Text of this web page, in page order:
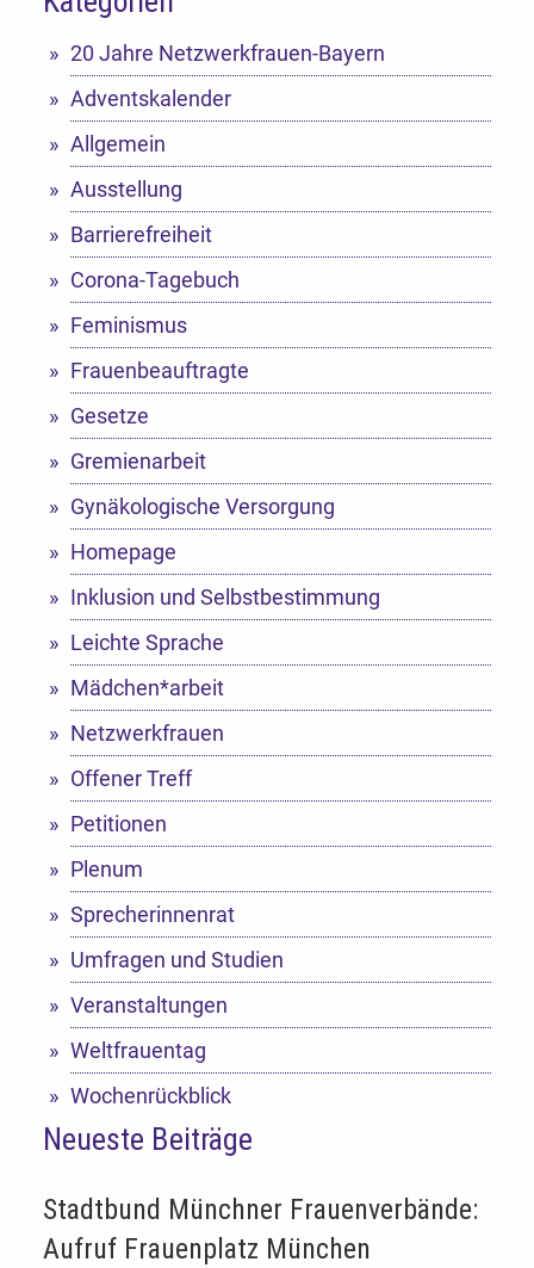
20 Jahre Netzwerkfrauen-Bayern
Adventskalender
Allgemein
Ausstellung
Barrierefreiheit
Corona-Tagebuch
Feminismus
Frauenbeauftragte
Gesetze
Gremienarbeit
Gynäkologische Versorgung
Homepage
Inklusion und Selbstbestimmung
Leichte Sprache
Mädchen*arbeit
Netzwerkfrauen
Offener Treff
Petitionen
Plenum
Sprecherinnenrat
Umfragen und Studien
Veranstaltungen
Weltfrauentag
Wochenrückblick
Neueste Beiträge
Stadtbund Münchner Frauenverbände:
Aufruf Frauenplatz München